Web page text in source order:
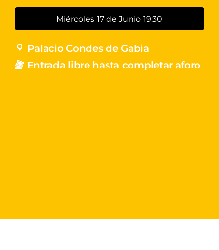
Miércoles 17 de Junio 19:30
Palacio Condes de Gabia
Entrada libre hasta completar aforo